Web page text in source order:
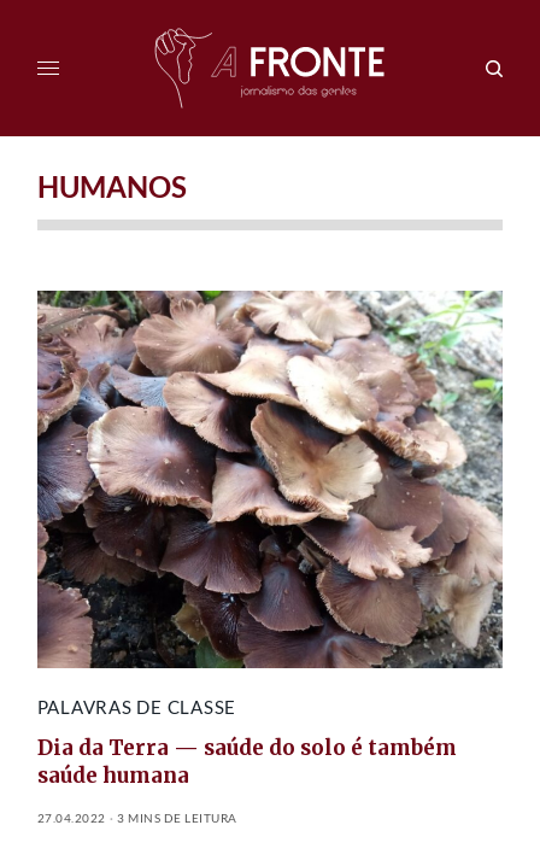
HUMANOS
PALAVRAS DE CLASSE
Dia da Terra — saúde do solo é também
saúde humana
27.04.2022 3 MINS DE LEITURA